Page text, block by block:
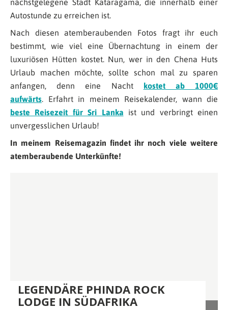
nächstgelegene Stadt Kataragama, die innerhalb einer
Autostunde zu erreichen ist.
Nach diesen atemberaubenden Fotos fragt ihr euch
bestimmt, wie viel eine Übernachtung in einem der
luxuriösen Hütten kostet. Nun, wer in den Chena Huts
Urlaub machen möchte, sollte schon mal zu sparen
anfangen, denn eine Nacht kostet ab 1000€
aufwärts. Erfahrt in meinem Reisekalender, wann die
beste Reisezeit für Sri Lanka ist und verbringt einen
unvergesslichen Urlaub!
In meinem Reisemagazin findet ihr noch viele weitere
atemberaubende Unterkünfte!
LEGENDÄRE PHINDA ROCK
LODGE IN SÜDAFRIKA